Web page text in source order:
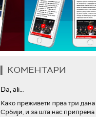
КОМЕНТАРИ
Da, ali...
Како преживети прва три
Србији, и за шта нас